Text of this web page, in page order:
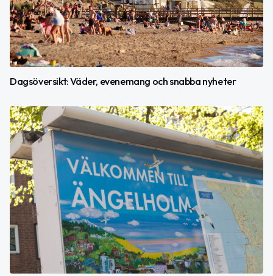
Dagsöversikt: Väder, evenemang och snabba nyheter